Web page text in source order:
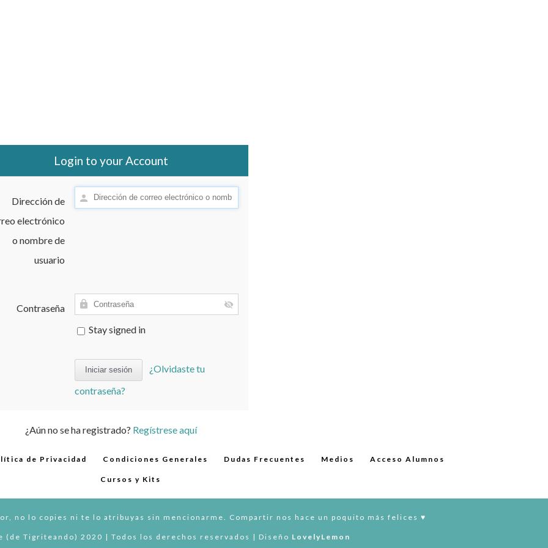
Login to your Account
Dirección de
electrónico
o nombre de
usuario
Contraseña
Stay signed in
¿Olvidaste tu
contraseña?
¿Aún no se ha registrado? Regístrese aquí
de Privacidad Condiciones Generales Dudas Frecuentes Medios Acceso Alumnos
Cursos y Kits
no lo copies ni te lo atribuyas sin mencionarme. Compartir nos hace un poquito más felices ♥︎
(de Tigriteando) 2020 | Todos los derechos reservados | Diseño LovelyLemon